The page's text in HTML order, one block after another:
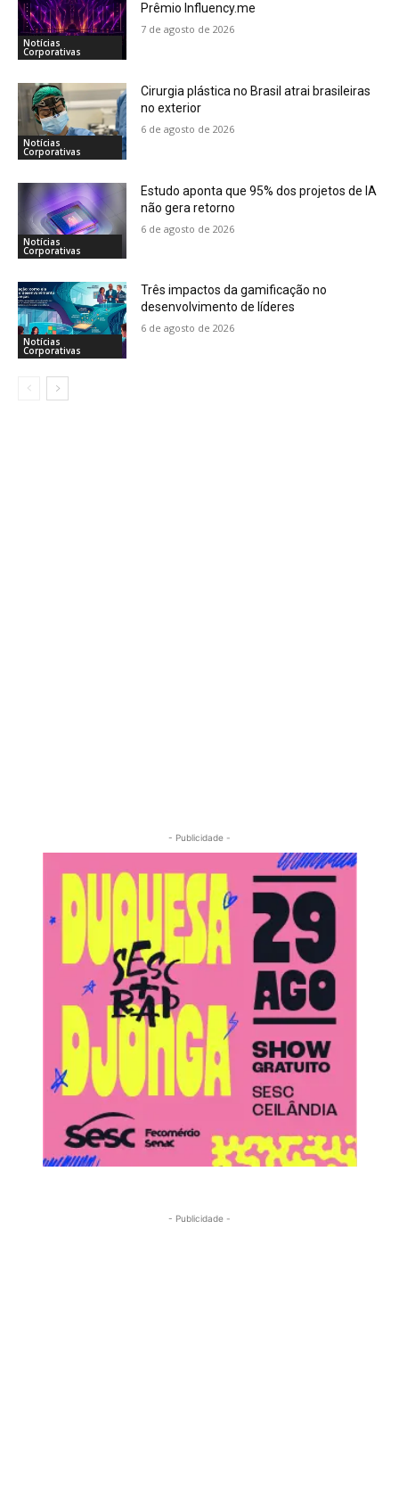
Notícias
Corporativas
Prêmio Influency.me
7 de agosto de 2026
Notícias
Corporativas
Cirurgia plástica no Brasil atrai brasileiras
no exterior
6 de agosto de 2026
Notícias
Corporativas
Estudo aponta que 95% dos projetos de IA
não gera retorno
6 de agosto de 2026
Notícias
Corporativas
Três impactos da gamificação no
desenvolvimento de líderes
6 de agosto de 2026
- Publicidade -
- Publicidade -